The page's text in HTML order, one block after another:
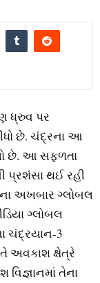
ધ્રુવ પર
છે. ચંદ્રના આ
છે. આ સફળતા
પ્રશંસા થઈ રહી
અખબાર ગ્લોબલ
ગ્લોબલ
ચંદ્રયાન-3
અવકાશ ક્ષેત્રે
તેના